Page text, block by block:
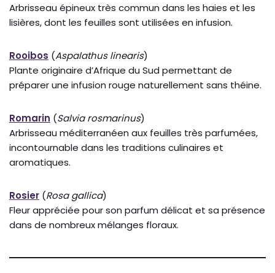
Arbrisseau épineux très commun dans les haies et les
lisières, dont les feuilles sont utilisées en infusion.
Rooibos (Aspalathus linearis)
Plante originaire d’Afrique du Sud permettant de
préparer une infusion rouge naturellement sans théine.
Romarin (Salvia rosmarinus)
Arbrisseau méditerranéen aux feuilles très parfumées,
incontournable dans les traditions culinaires et
aromatiques.
Rosier (Rosa gallica)
Fleur appréciée pour son parfum délicat et sa présence
dans de nombreux mélanges floraux.